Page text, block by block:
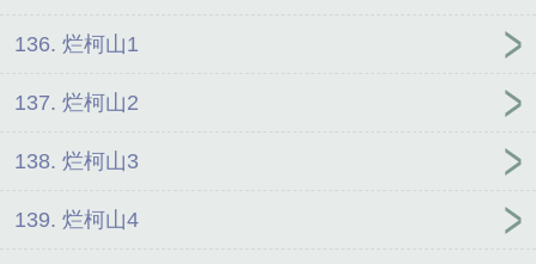
136. 烂柯山1
137. 烂柯山2
138. 烂柯山3
139. 烂柯山4